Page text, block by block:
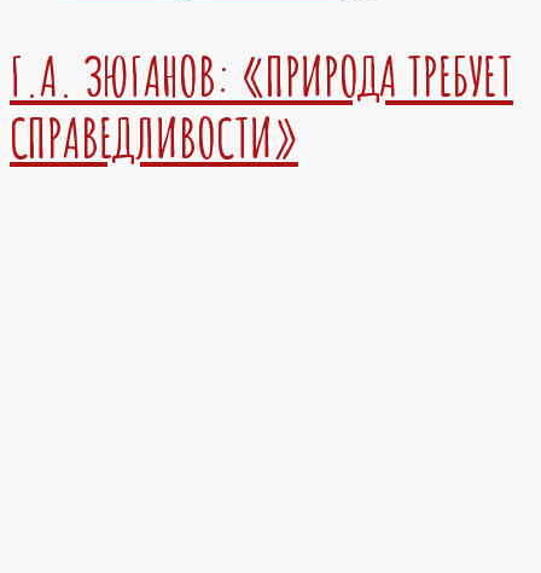
Г.А. ЗЮГАНОВ: «ПРИРОДА ТРЕБУЕТ
СПРАВЕДЛИВОСТИ»